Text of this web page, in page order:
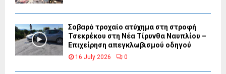
Σοβαρό τροχαίο ατύχημα στη στροφή
Τσεκρέκου στη Νέα Τίρυνθα Ναυπλίου –
Επιχείρηση απεγκλωβισμού οδηγού
16 July 2026 0